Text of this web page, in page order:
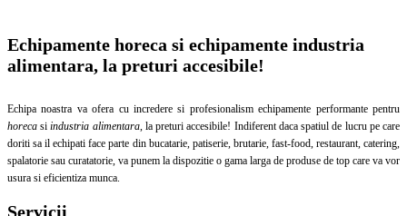
Echipamente horeca si echipamente industria
alimentara, la preturi accesibile!
Echipa noastra va ofera cu incredere si profesionalism echipamente performante pentru
horeca si industria alimentara, la preturi accesibile! Indiferent daca spatiul de lucru pe care
doriti sa il echipati face parte din bucatarie, patiserie, brutarie, fast-food, restaurant, catering,
spalatorie sau curatatorie, va punem la dispozitie o gama larga de produse de top care va vor
usura si eficientiza munca.
Servicii